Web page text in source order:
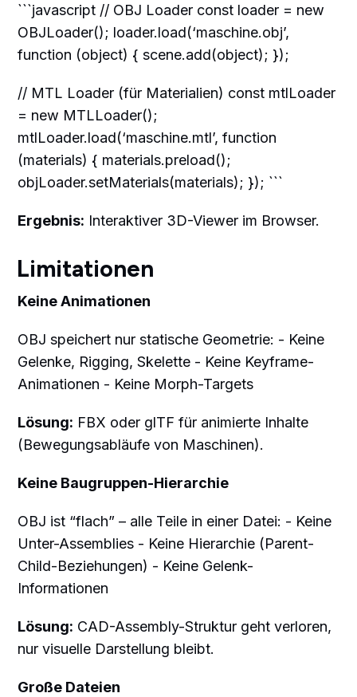
```javascript // OBJ Loader const loader = new
OBJLoader(); loader.load(‘maschine.obj’,
function (object) { scene.add(object); });
// MTL Loader (für Materialien) const mtlLoader
= new MTLLoader();
mtlLoader.load(‘maschine.mtl’, function
(materials) { materials.preload();
objLoader.setMaterials(materials); }); ```
Ergebnis: Interaktiver 3D-Viewer im Browser.
Limitationen
Keine Animationen
OBJ speichert nur statische Geometrie: - Keine
Gelenke, Rigging, Skelette - Keine Keyframe-
Animationen - Keine Morph-Targets
Lösung: FBX oder glTF für animierte Inhalte
(Bewegungsabläufe von Maschinen).
Keine Baugruppen-Hierarchie
OBJ ist “flach” – alle Teile in einer Datei: - Keine
Unter-Assemblies - Keine Hierarchie (Parent-
Child-Beziehungen) - Keine Gelenk-
Informationen
Lösung: CAD-Assembly-Struktur geht verloren,
nur visuelle Darstellung bleibt.
Große Dateien